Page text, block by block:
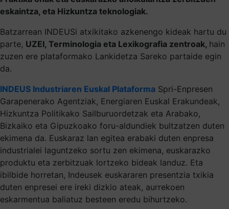
eskaintza, eta Hizkuntza teknologiak.
Batzarrean INDEUSi atxikitako azkenengo kideak hartu du
parte, UZEI, Terminologia eta Lexikografia zentroak, hain
zuzen ere plataformako Lankidetza Sareko partaide egin
da.
INDEUS Industriaren Euskal Plataforma Spri-Enpresen
Garapenerako Agentziak, Energiaren Euskal Erakundeak,
Hizkuntza Politikako Sailburuordetzak eta Arabako,
Bizkaiko eta Gipuzkoako foru-aldundiek bultzatzen duten
ekimena da. Euskaraz lan egitea erabaki duten enpresa
industrialei laguntzeko sortu zen ekimena, euskarazko
produktu eta zerbitzuak lortzeko bideak landuz. Eta
ibilbide horretan, Indeusek euskararen presentzia txikia
duten enpresei ere ireki dizkio ateak, aurrekoen
eskarmentua baliatuz besteen eredu bihurtzeko.